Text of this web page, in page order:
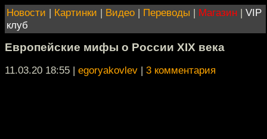
Новости | Картинки | Видео | Переводы | Магазин | VIP
клуб
Европейские мифы о России XIX века
11.03.20 18:55 | egoryakovlev | 3 комментария